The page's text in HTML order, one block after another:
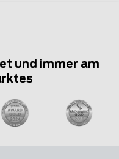
und immer am